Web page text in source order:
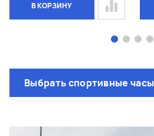
В КОРЗИНУ
Выбрать спортивные часы